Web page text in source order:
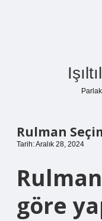
Rulman
Tarih: Aralık 28, 2024
göre